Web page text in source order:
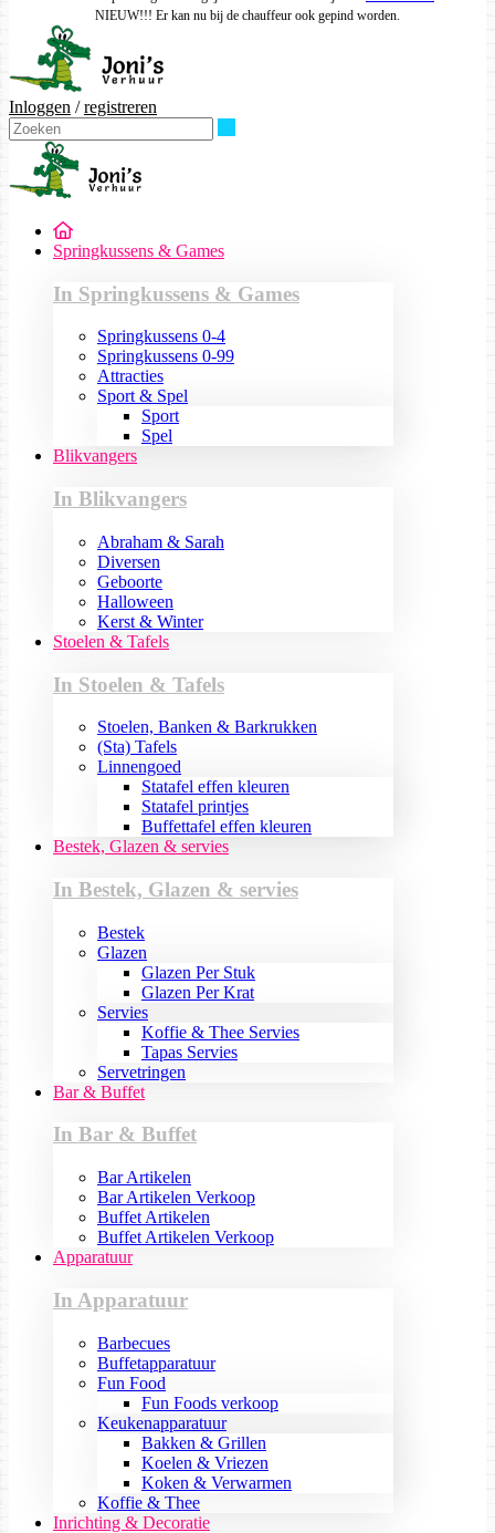
NIEUW!!! Er kan nu bij de chauffeur ook gepind worden.
Inloggen /registreren
Springkussens & Games
In Springkussens & Games
Springkussens 0-4
Springkussens 0-99
Attracties
Sport & Spel
Sport
Spel
Blikvangers
In Blikvangers
Abraham & Sarah
Diversen
Geboorte
Halloween
Kerst & Winter
Stoelen & Tafels
In Stoelen & Tafels
Stoelen, Banken & Barkrukken
(Sta) Tafels
Linnengoed
Statafel effen kleuren
Statafel printjes
Buffettafel effen kleuren
Bestek, Glazen & servies
In Bestek, Glazen & servies
Bestek
Glazen
Glazen Per Stuk
Glazen Per Krat
Servies
Koffie & Thee Servies
Tapas Servies
Servetringen
Bar & Buffet
In Bar & Buffet
Bar Artikelen
Bar Artikelen Verkoop
Buffet Artikelen
Buffet Artikelen Verkoop
Apparatuur
In Apparatuur
Barbecues
Buffetapparatuur
Fun Food
Fun Foods verkoop
Keukenapparatuur
Bakken & Grillen
Koelen & Vriezen
Koken & Verwarmen
Koffie & Thee
Inrichting & Decoratie